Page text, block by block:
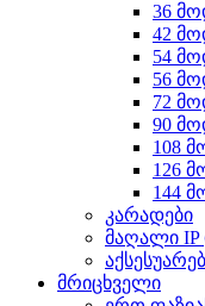
36
42
54
56
72
90
108
126
144
კარადები
მაღალი IP
მრიცხველი